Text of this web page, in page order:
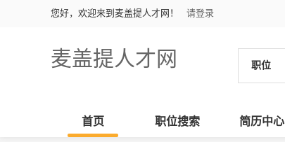
您好，欢迎来到麦盖提人才网！ 请登录
麦盖提人才网 职位
首页 职位搜索 简历中心